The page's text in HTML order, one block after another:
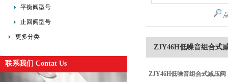
平衡阀型号
止回阀型号
更多分类
联系我们 Contat Us
ZJY46H低噪音组合式
ZJY46H低噪音组合式减压阀